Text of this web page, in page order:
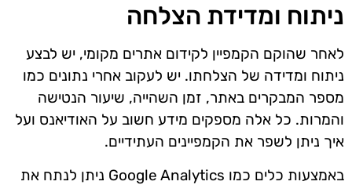
ניתוח ומדידת הצלחה
לאחר שהוקם הקמפיין לקידום אתרים מקומי, יש לבצע
ניתוח ומדידה של הצלחתו. יש לעקוב אחרי נתונים כמו
מספר המבקרים באתר, זמן השהייה, שיעור הנטישה
והמרות. כל אלה מספקים מידע חשוב על האודיאנס ועל
איך ניתן לשפר את הקמפיינים העתידיים.
באמצעות כלים כמו Google Analytics ניתן לנתח את